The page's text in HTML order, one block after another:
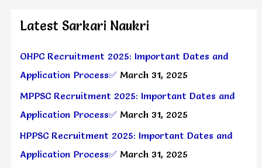
Latest Sarkari Naukri
OHPC Recruitment 2025: Important Dates and
Application Process✅ March 31, 2025
MPPSC Recruitment 2025: Important Dates and
Application Process✅ March 31, 2025
HPPSC Recruitment 2025: Important Dates and
Application Process✅ March 31, 2025